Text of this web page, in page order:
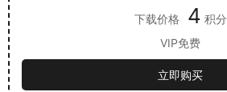
下载价格 4 积分
VIP免费
立即购买